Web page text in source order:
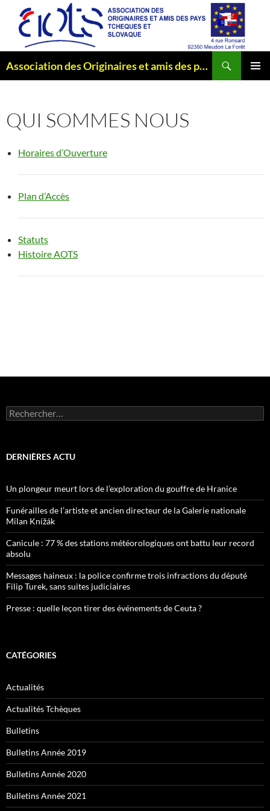
contenu
Association des Originaires et amis des pays Tchèques et Slovaque
QUI SOMMES NOUS
Horaires d’Ouverture
Plan d’Accès
Statuts
Histoire AOTS
Rechercher :
DERNIÈRES ACTU
Un plongeur meurt lors de l’exploration du gouffre de Hranice
Funérailles de l’artiste et ancien directeur de la Galerie nationale
Milan Knížák
Canicule : 77 % des stations météorologiques ont battu leur record
absolu
Messages haineux : la police confirme trois infractions du député
Filip Turek, sans suites judiciaires
Presse : quelle leçon tirer des événements de Ceuta ?
CATÉGORIES
Actualités
Actualités Tchèques
Bulletins
Bulletins Année 2019
Bulletins Année 2020
Bulletins Année 2021